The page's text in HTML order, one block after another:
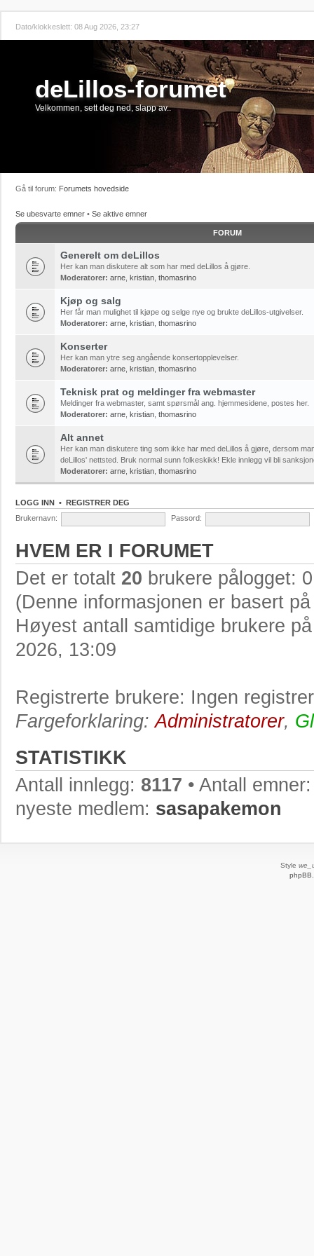
Dato/klokkeslett: 08 Aug 2026, 23:27
deLillos-forumet
Velkommen, sett deg ned, slapp av..
Gå til forum: Forumets hovedside
Se ubesvarte emner • Se aktive emner
FORUM
Generelt om deLillos
Her kan man diskutere alt som har med deLillos å gjøre.
Moderatorer: arne kristian thomasrino
Kjøp og salg
Her får man mulighet til kjøpe og selge nye og brukte deLillos-utgivelser.
Moderatorer: arne kristian thomasrino
Konserter
Her kan man ytre seg angående konsertopplevelser.
Moderatorer: arne kristian thomasrino
Teknisk prat og meldinger fra webmaster
Meldinger fra webmaster, samt spørsmål ang. hjemmesidene, postes her.
Moderatorer: arne kristian thomasrino
Alt annet
Her kan man diskutere ting som ikke har med deLillos å gjøre, dersom
deLillos' nettsted. Bruk normal sunn folkeskikk! Ekle innlegg vil bli
Moderatorer: arne kristian thomasrino
LOGG INN • REGISTRER DEG
Brukernavn:
Passord:
HVEM ER I FORUMET
Det er totalt 20 brukere pålogget:
(Denne informasjonen er basert
Høyest antall samtidige brukere
2026, 13:09
Registrerte brukere: Ingen
Fargeforklaring:Administratorer,
STATISTIKK
Antall innlegg: 8117 • Antall
nyeste medlem: sasapakemon
Style